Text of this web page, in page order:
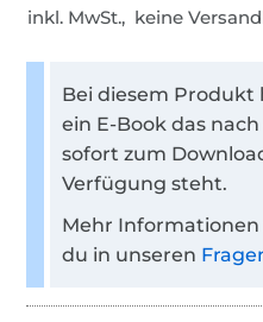
inkl. MwSt., keine
Bei diesem Produkt
ein E-Book das
sofort zum
Verfügung steht.
Mehr Informationen
du in unseren